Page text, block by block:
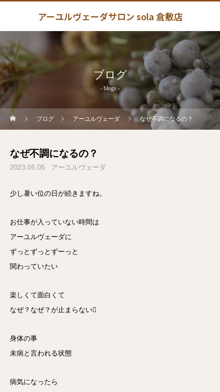
アーユルヴェーダサロン sola 倉敷店
ブログ
- blogs -
ブログ アーユルヴェーダ なぜ不調になるの？
なぜ不調になるの？
2023.05.05 アーユルヴェーダ
少し暑い位の日が続きますね。
お仕事が入っていない時間は
アーユルヴェーダに
ずっとずっとずーっと
関わっていたい
楽しくて面白くて
なぜ？なぜ？が止まらない
身体の事
未病と言われる状態
病気になったら